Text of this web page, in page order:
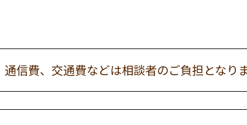
信費、交通費などは相談者のご負担となりま